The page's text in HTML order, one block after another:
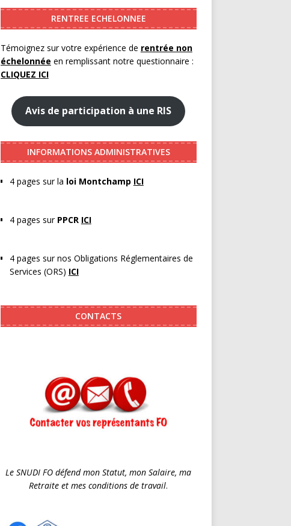
RENTREE ECHELONNEE
Témoignez sur votre expérience de rentrée non
échelonnée en remplissant notre questionnaire :
CLIQUEZ ICI
Avis de participation à une RIS
INFORMATIONS ADMINISTRATIVES
4 pages sur la loi Montchamp ICI
4 pages sur PPCR ICI
4 pages sur nos Obligations Réglementaires de
Services (ORS) ICI
CONTACTS
Le SNUDI FO défend mon Statut, mon Salaire, ma
Retraite et mes conditions de travail.